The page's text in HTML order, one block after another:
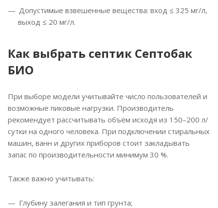
Допустимые взвешенные вещества: вход ≤ 325 мг/л,
выход ≤ 20 мг/л.
Как выбрать септик Септобак
БИО
При выборе модели учитывайте число пользователей и
возможные пиковые нагрузки. Производитель
рекомендует рассчитывать объём исходя из 150–200 л/
сутки на одного человека. При подключении стиральных
машин, ванн и других приборов стоит закладывать
запас по производительности минимум 30 %.
Также важно учитывать:
Глубину залегания и тип грунта;